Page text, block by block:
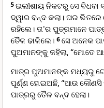
5ଇଲୀଶାୟ ନିକଟରୁ ସେ
ଦ୍ୱାର ବନ୍ଦ କଲା। ଘର
ରହିଲେ। ତା'ର ପୁତ୍ରମାନେ
ତୈଳ ଢାଳିଲେ। 6ସେ ଅନେକ
ପୁଅମାନଙ୍କୁ କହିଲା, “ମୋତେ
ମାତ୍ର ପୁଅମାନଙ୍କ ମଧ୍ୟରୁ
ପୂର୍ଣ୍ଣ ହୋଇଅଛି, “ଆଉ କୌଣସି
ପାତ୍ରରୁ ତୈଳ ବନ୍ଦ ହେଲା।